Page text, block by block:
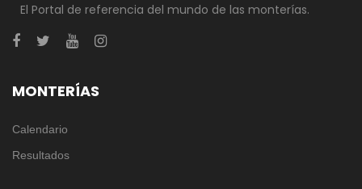
El Portal de referencia del mundo de las monterías.
MONTERÍAS
Calendario
Resultados